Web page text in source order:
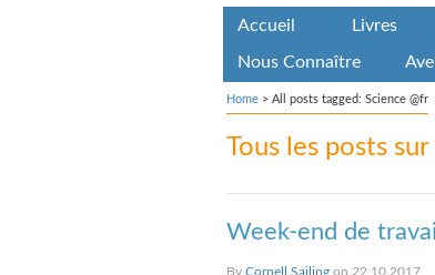
Accueil Livres
Nous Connaître
Home> All posts tagged: Science @fr
Tous les posts sur
Week-end de
By Cornell Sailingon 22.10.2017